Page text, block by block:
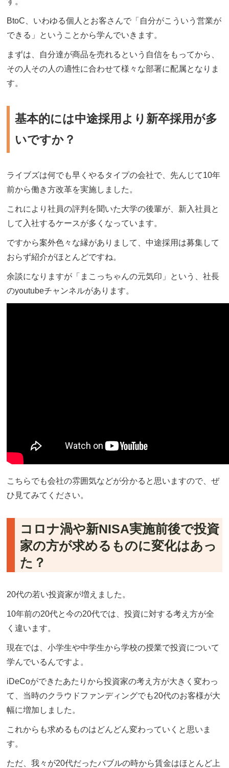
BtoC、いわゆる個人とお客さんで「自分がこういう営業が
できる」ということから学んでいきます。
まずは、自分達が商品を売れるという自信をもってから、
その人その人の適性に合わせて様々な部署に配属となりま
す。
基本的には中途採用より新卒採用が多
いですか？
ライブズは何でも早くやるタイプの会社で、先んじて10年
前から働き方改革を実施しました。
これにより社員の評判を聞いた大学の後輩が、新入社員と
して入社するケースが多くなっています。
ですから案外色々な縁がありまして、中途採用は募集して
おらず紹介がほとんどですね。
余談になりますが「まこっちゃんの元気印」という、社長
のyoutubeチャンネルがあります。
こちらでも会社の雰囲気などが分かると思いますので、ぜ
ひ見てみてください。
コロナ渦や新NISA実施前後で投資
家の方が求めるものに変化はあっ
た？
20代の若い投資家が増えました。
10年前の20代と今の20代では、投資に対する考え方が全
く違います。
現在では、小学生や中学生から学校の授業で投資について
学んでいるんですよ。
iDeCoができたあたりから投資家の考え方が大きく変わっ
て、当時のクラウドファンディングでも20代のお客様が大
幅に増加しました。
これからも求めるものはどんどん変わっていくと思いま
す。
ただ、我々が20代だったバブルの時から賃金はほとんど上